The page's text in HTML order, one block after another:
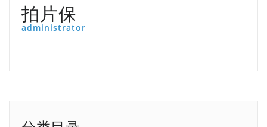
拍片保
administrator